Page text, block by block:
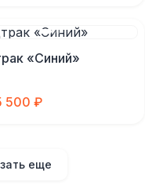
«Синий»
500 ₽
еще